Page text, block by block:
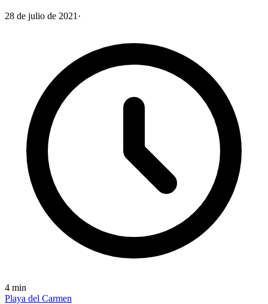
28 de julio de 2021 ·
4 min
Playa del Carmen